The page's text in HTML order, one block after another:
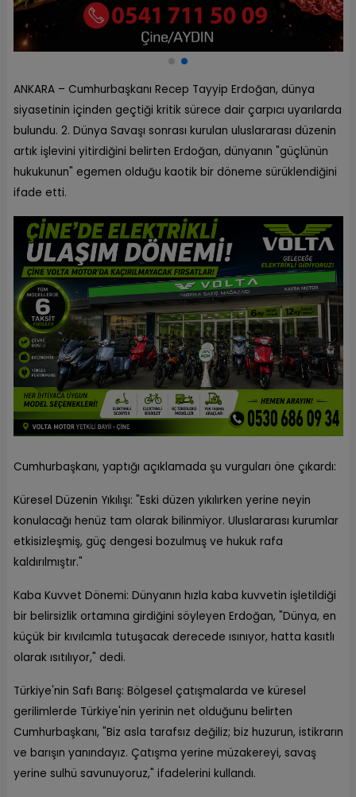
ANKARA – Cumhurbaşkanı Recep Tayyip Erdoğan, dünya
siyasetinin içinden geçtiği kritik sürece dair çarpıcı uyarılarda
bulundu. 2. Dünya Savaşı sonrası kurulan uluslararası düzenin
artık işlevini yitirdiğini belirten Erdoğan, dünyanın "güçlünün
hukukunun" egemen olduğu kaotik bir döneme sürüklendiğini
ifade etti.
Cumhurbaşkanı, yaptığı açıklamada şu vurguları öne çıkardı:
Küresel Düzenin Yıkılışı: "Eski düzen yıkılırken yerine neyin
konulacağı henüz tam olarak bilinmiyor. Uluslararası kurumlar
etkisizleşmiş, güç dengesi bozulmuş ve hukuk rafa
kaldırılmıştır."
Kaba Kuvvet Dönemi: Dünyanın hızla kaba kuvvetin işletildiği
bir belirsizlik ortamına girdiğini söyleyen Erdoğan, "Dünya, en
küçük bir kıvılcımla tutuşacak derecede ısınıyor, hatta kasıtlı
olarak ısıtılıyor," dedi.
Türkiye'nin Safı Barış: Bölgesel çatışmalarda ve küresel
gerilimlerde Türkiye'nin yerinin net olduğunu belirten
Cumhurbaşkanı, "Biz asla tarafsız değiliz; biz huzurun, istikrarın
ve barışın yanındayız. Çatışma yerine müzakereyi, savaş
yerine sulhü savunuyoruz," ifadelerini kullandı.